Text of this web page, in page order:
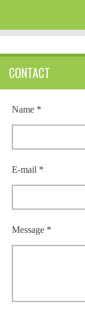
direct
hoofdinhoud
CONTACT
Name *
E-mail *
Message *